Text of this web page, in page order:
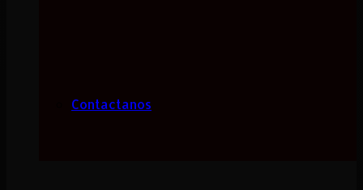
Contactanos